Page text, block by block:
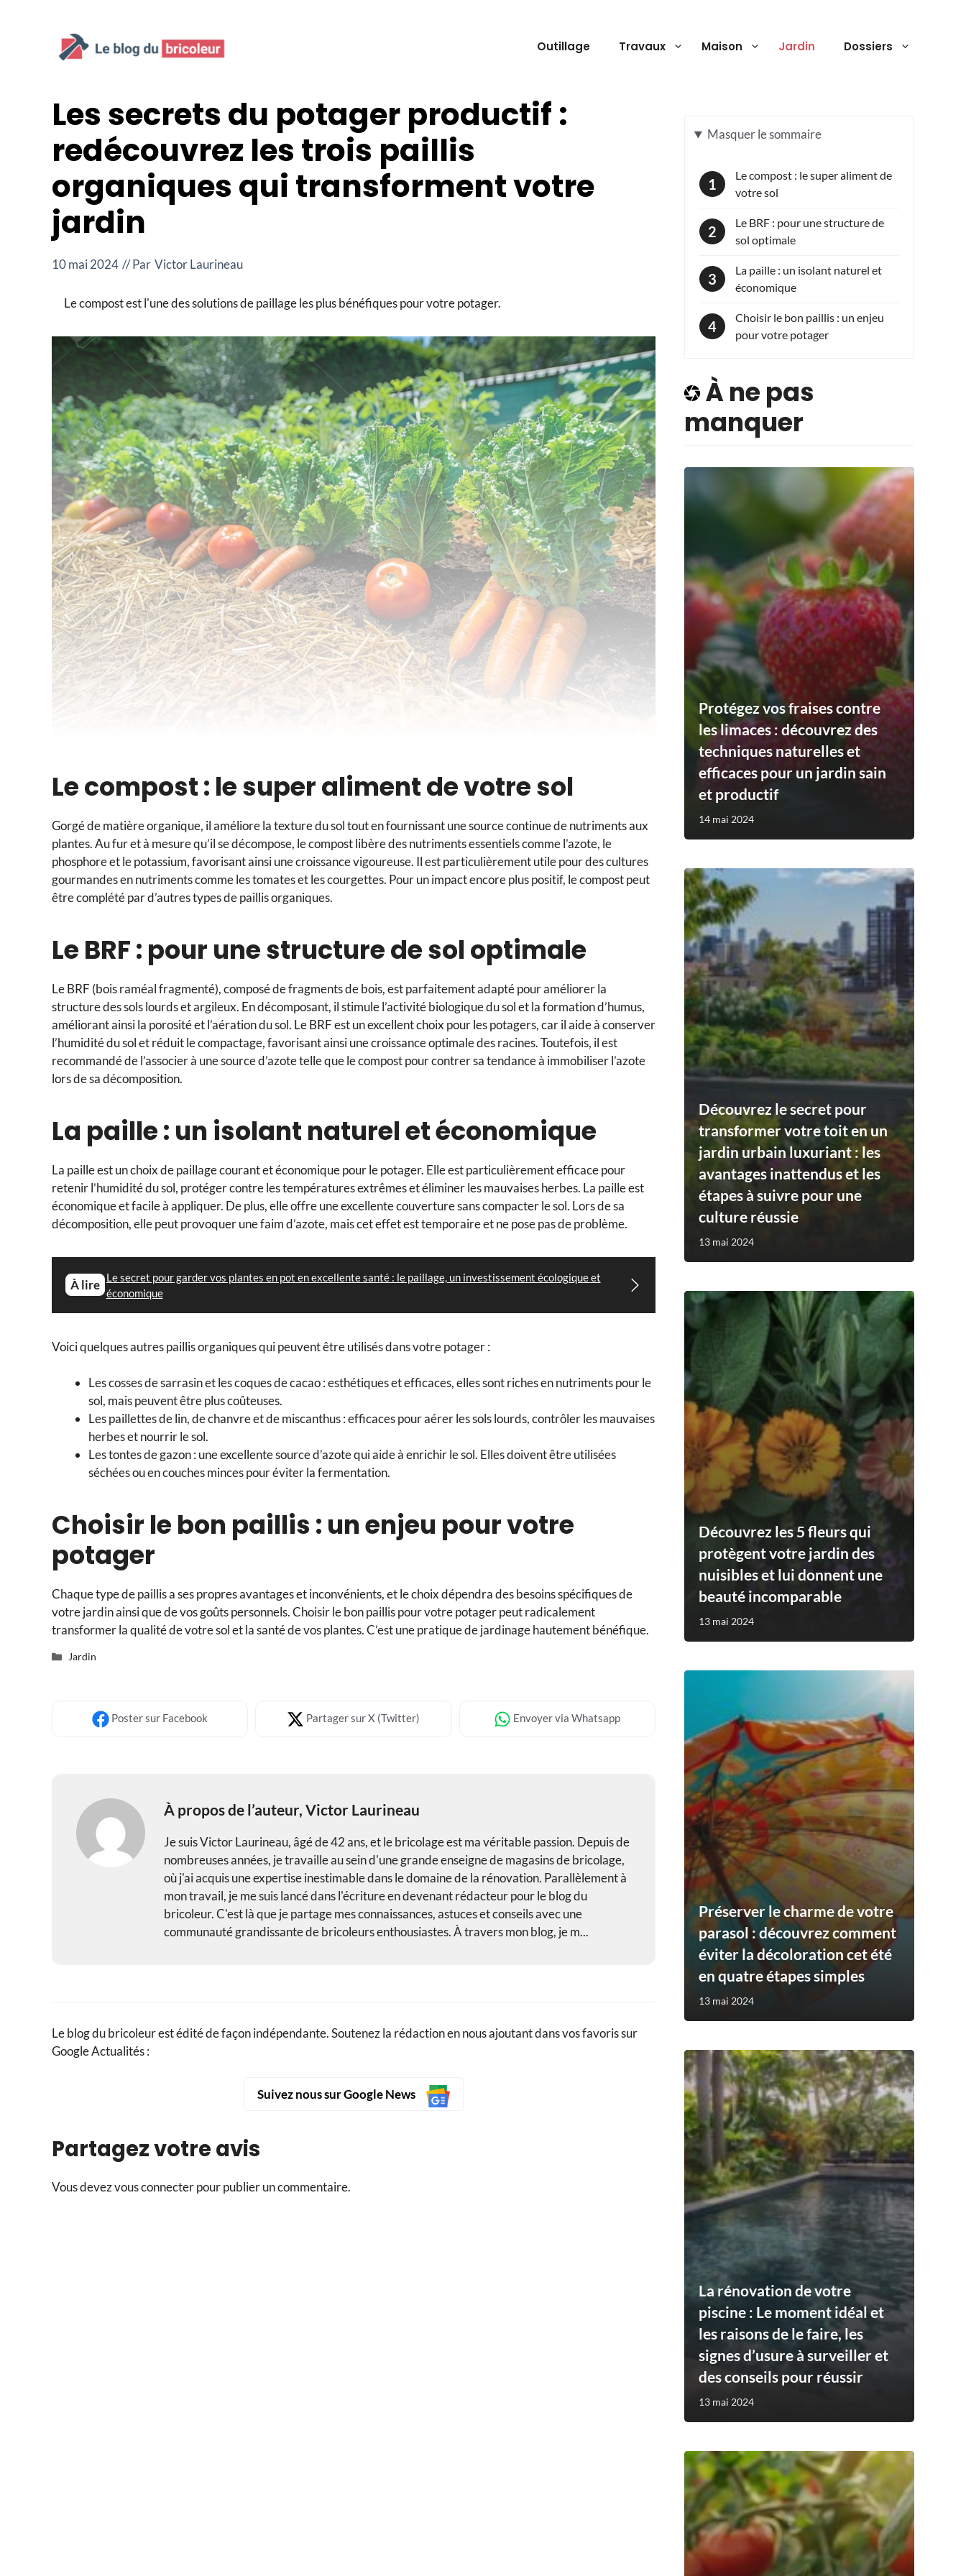
Outillage Travaux Maison Jardin Dossiers
Les secrets du potager productif :
redécouvrez les trois paillis
organiques qui transforment votre
jardin
10 mai 2024 // Par Victor Laurineau
Le compost est l'une des solutions de paillage les plus bénéfiques pour votre potager.
Le compost : le super aliment de votre sol
Gorgé de matière organique, il améliore la texture du sol tout en fournissant une source continue de nutriments aux
plantes. Au fur et à mesure qu’il se décompose, le compost libère des nutriments essentiels comme l’azote, le
phosphore et le potassium, favorisant ainsi une croissance vigoureuse. Il est particulièrement utile pour des cultures
gourmandes en nutriments comme les tomates et les courgettes. Pour un impact encore plus positif, le compost peut
être complété par d’autres types de paillis organiques.
Le BRF : pour une structure de sol optimale
Le BRF (bois raméal fragmenté), composé de fragments de bois, est parfaitement adapté pour améliorer la
structure des sols lourds et argileux. En décomposant, il stimule l’activité biologique du sol et la formation d’humus,
améliorant ainsi la porosité et l’aération du sol. Le BRF est un excellent choix pour les potagers, car il aide à conserver
l’humidité du sol et réduit le compactage, favorisant ainsi une croissance optimale des racines. Toutefois, il est
recommandé de l’associer à une source d’azote telle que le compost pour contrer sa tendance à immobiliser l’azote
lors de sa décomposition.
La paille : un isolant naturel et économique
La paille est un choix de paillage courant et économique pour le potager. Elle est particulièrement efficace pour
retenir l’humidité du sol, protéger contre les températures extrêmes et éliminer les mauvaises herbes. La paille est
économique et facile à appliquer. De plus, elle offre une excellente couverture sans compacter le sol. Lors de sa
décomposition, elle peut provoquer une faim d’azote, mais cet effet est temporaire et ne pose pas de problème.
À lire
Le secret pour garder vos plantes en pot en excellente santé : le paillage, un investissement écologique et
économique
Voici quelques autres paillis organiques qui peuvent être utilisés dans votre potager :
Les cosses de sarrasin et les coques de cacao : esthétiques et efficaces, elles sont riches en nutriments pour le
sol, mais peuvent être plus coûteuses.
Les paillettes de lin, de chanvre et de miscanthus : efficaces pour aérer les sols lourds, contrôler les mauvaises
herbes et nourrir le sol.
Les tontes de gazon : une excellente source d’azote qui aide à enrichir le sol. Elles doivent être utilisées
séchées ou en couches minces pour éviter la fermentation.
Choisir le bon paillis : un enjeu pour votre
potager
Chaque type de paillis a ses propres avantages et inconvénients, et le choix dépendra des besoins spécifiques de
votre jardin ainsi que de vos goûts personnels. Choisir le bon paillis pour votre potager peut radicalement
transformer la qualité de votre sol et la santé de vos plantes. C’est une pratique de jardinage hautement bénéfique.
Catégories
Jardin
Postersur Facebook Partagersur X (Twitter) Envoyervia Whatsapp
À propos de l’auteur, Victor Laurineau
Je suis Victor Laurineau, âgé de 42 ans, et le bricolage est ma véritable passion. Depuis de
nombreuses années, je travaille au sein d'une grande enseigne de magasins de bricolage,
où j'ai acquis une expertise inestimable dans le domaine de la rénovation. Parallèlement à
mon travail, je me suis lancé dans l'écriture en devenant rédacteur pour le blog du
bricoleur. C'est là que je partage mes connaissances, astuces et conseils avec une
communauté grandissante de bricoleurs enthousiastes. À travers mon blog, je m...
Le blog du bricoleur est édité de façon indépendante. Soutenez la rédaction en nous ajoutant dans vos favoris sur
Google Actualités :
Suivez nous sur Google News
Partagez votre avis
Vous devezvous connecterpour publier un commentaire.
Masquerle sommaire
Le compost : le super aliment de
votre sol
Le BRF : pour une structure de
sol optimale
La paille : un isolant naturel et
économique
Choisir le bon paillis : un enjeu
pour votre potager
À ne pas
manquer
Protégez vos fraises contre
les limaces : découvrez des
techniques naturelles et
efficaces pour un jardin sain
et productif
14 mai 2024
Découvrez le secret pour
transformer votre toit en un
jardin urbain luxuriant : les
avantages inattendus et les
étapes à suivre pour une
culture réussie
13 mai 2024
Découvrez les 5 fleurs qui
protègent votre jardin des
nuisibles et lui donnent une
beauté incomparable
13 mai 2024
Préserver le charme de votre
parasol : découvrez comment
éviter la décoloration cet été
en quatre étapes simples
13 mai 2024
La rénovation de votre
piscine : Le moment idéal et
les raisons de le faire, les
signes d’usure à surveiller et
des conseils pour réussir
13 mai 2024